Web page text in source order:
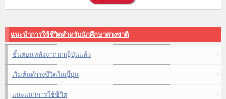
แนะนำการใช้ชีวิตสำหรับนักศึกษาต่างชาติ
ขั้นตอนหลังจากมาญี่ปุ่นแล้ว
เริ่มต้นดำรงชีวิตในญี่ปุ่น
แนะแนวการใช้ชีวิต